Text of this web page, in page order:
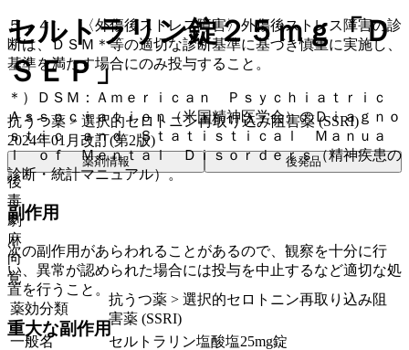
５．４． 〈外傷後ストレス障害〉外傷後ストレス障害の診
断は、ＤＳＭ＊等の適切な診断基準に基づき慎重に実施し、
基準を満たす場合にのみ投与すること。
＊）ＤＳＭ：Ａｍｅｒｉｃａｎ Ｐｓｙｃｈｉａｔｒｉｃ
Ａｓｓｏｃｉａｔｉｏｎ（米国精神医学会）のＤｉａｇｎｏ
ｓｔｉｃ ａｎｄ Ｓｔａｔｉｓｔｉｃａｌ Ｍａｎｕａ
ｌ ｏｆ Ｍｅｎｔａｌ Ｄｉｓｏｒｄｅｒｓ（精神疾患の
診断・統計マニュアル）。
副作用
次の副作用があらわれることがあるので、観察を十分に行
い、異常が認められた場合には投与を中止するなど適切な処
置を行うこと。
重大な副作用
セルトラリン錠２５ｍｇ「Ｄ
ＳＥＰ」
抗うつ薬 > 選択的セロトニン再取り込み阻害薬 (SSRI)
2024年01月改訂(第2版)
薬剤情報 後発品
後
毒
劇
麻
向
覚
薬効分類
抗うつ薬 > 選択的セロトニン再取り込み阻
害薬 (SSRI)
一般名
セルトラリン塩酸塩25mg錠